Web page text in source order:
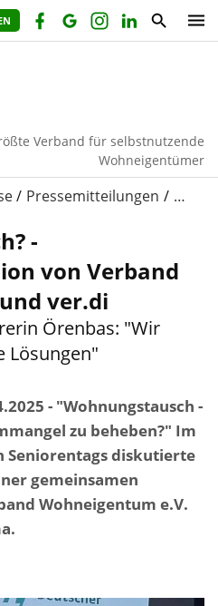
Verband für selbstnutzende
Wohneigentümer
Pressemitteilungen …
-
von Verband
ver.di
Örenbas: "Wir
Lösungen"
- "Wohnungstausch -
zu beheben?" Im
Seniorentags diskutierte
gemeinsamen
Wohneigentum e.V.